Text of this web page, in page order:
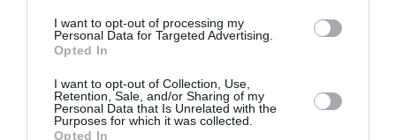
I want to opt-out of processing my
Personal Data for Targeted Advertising.
Opted In
I want to opt-out of Collection, Use,
Retention, Sale, and/or Sharing of my
Personal Data that Is Unrelated with the
Purposes for which it was collected.
Opted In
Ryanair au Maroc : un programme hivernal record pour
relier le Royaume à 14 pays européens
Mamadou DIALLOa commenté l'article :